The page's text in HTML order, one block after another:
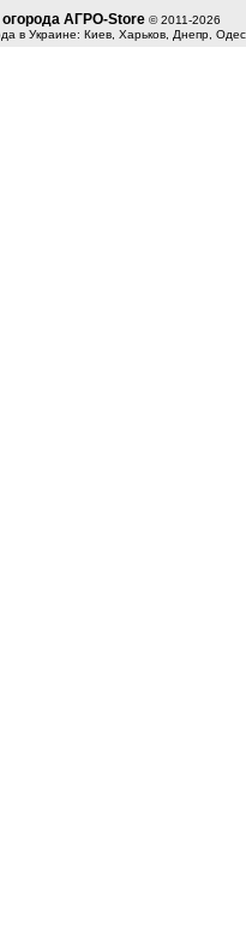
огорода АГРО-Store © 2011-2026
в Украине: Киев, Харьков, Днепр,